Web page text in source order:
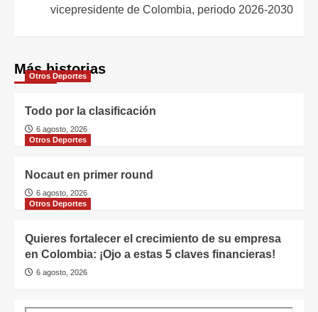
vicepresidente de Colombia, periodo 2026-2030
Más historias
Otros Deportes
Todo por la clasificación
6 agosto, 2026
Otros Deportes
Nocaut en primer round
6 agosto, 2026
Otros Deportes
Quieres fortalecer el crecimiento de su empresa
en Colombia: ¡Ojo a estas 5 claves financieras!
6 agosto, 2026